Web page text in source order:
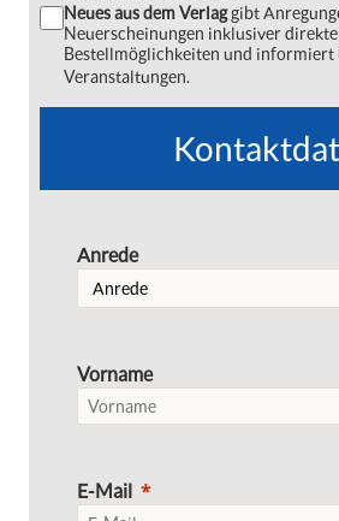
Neues aus dem Verlaggibt
Neuerscheinungen inklusiver
Bestellmöglichkeiten und informiert
Veranstaltungen.
Anrede
Vorname
E-Mail